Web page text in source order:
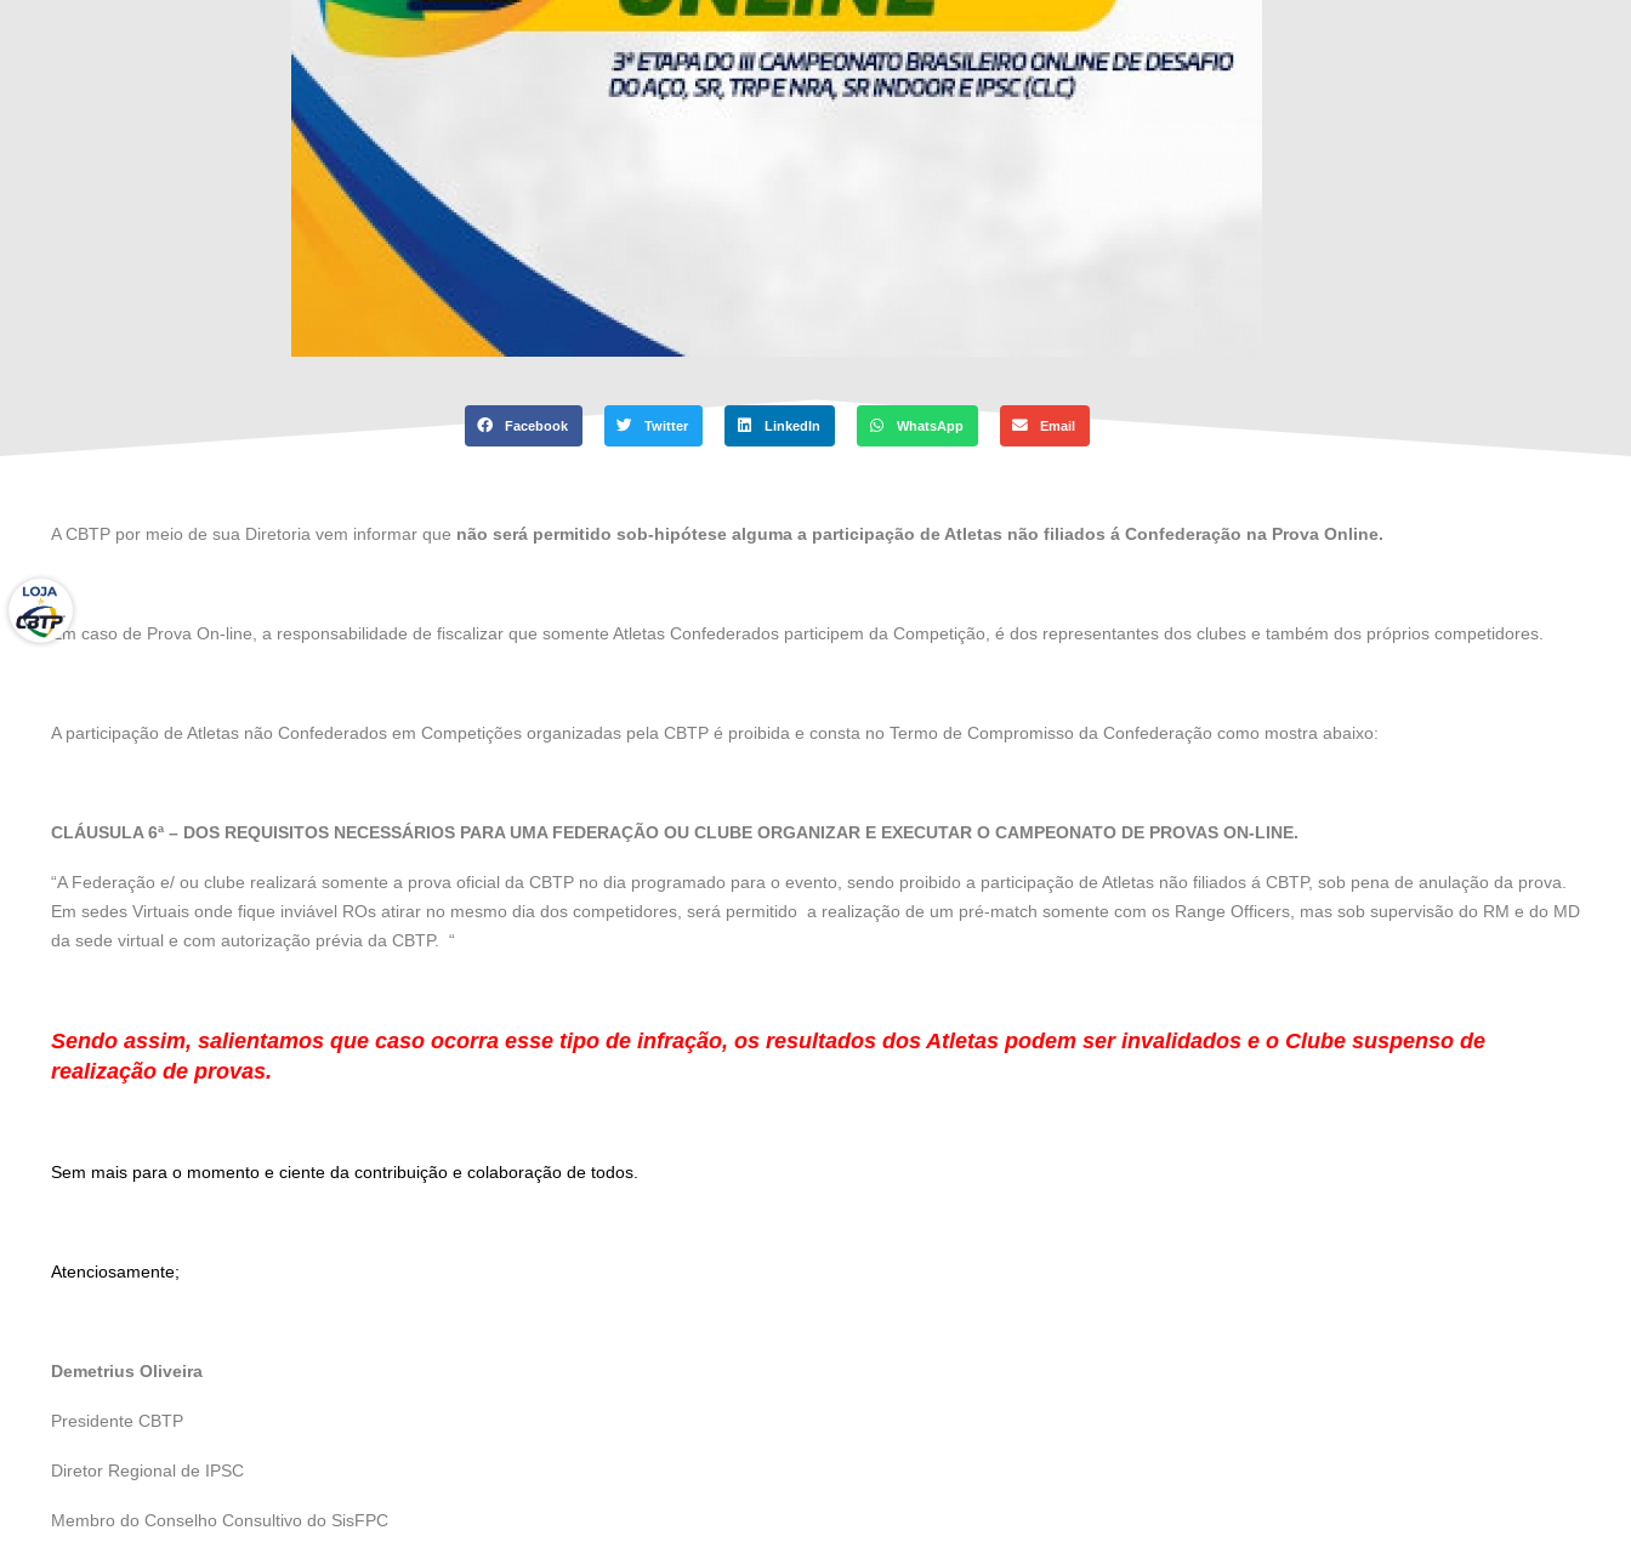
Facebook Twitter LinkedIn WhatsApp Email
A CBTP por meio de sua Diretoria vem informar que não será permitido sob-hipótese alguma a participação de Atletas não filiados á Confederação na Prova Online.
Em caso de Prova On-line, a responsabilidade de fiscalizar que somente Atletas Confederados participem da Competição, é dos representantes dos clubes e também dos próprios competidores.
A participação de Atletas não Confederados em Competições organizadas pela CBTP é proibida e consta no Termo de Compromisso da Confederação como mostra abaixo:
CLÁUSULA 6ª – DOS REQUISITOS NECESSÁRIOS PARA UMA FEDERAÇÃO OU CLUBE ORGANIZAR E EXECUTAR O CAMPEONATO DE PROVAS ON-LINE.
“A Federação e/ ou clube realizará somente a prova oficial da CBTP no dia programado para o evento, sendo proibido a participação de Atletas não filiados á CBTP, sob pena de anulação da prova.
Em sedes Virtuais onde fique inviável ROs atirar no mesmo dia dos competidores, será permitido a realização de um pré-match somente com os Range Officers, mas sob supervisão do RM e do MD
da sede virtual e com autorização prévia da CBTP. “
Sendo assim, salientamos que caso ocorra esse tipo de infração, os resultados dos Atletas podem ser invalidados e o Clube suspenso de
realização de provas.
Sem mais para o momento e ciente da contribuição e colaboração de todos.
Atenciosamente;
Demetrius Oliveira
Presidente CBTP
Diretor Regional de IPSC
Membro do Conselho Consultivo do SisFPC